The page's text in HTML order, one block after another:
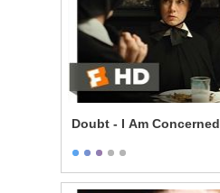
Doubt - I Am Concerned